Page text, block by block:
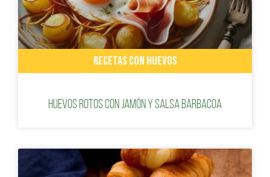
RECETAS CON HUEVOS
Huevos rotos con jamón y salsa barbacoa